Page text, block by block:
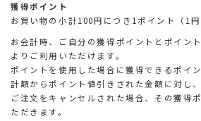
獲得ポイント
お買い物の小計100円につき1ポイント（1円
お会計時、ご自分の獲得ポイントとポイン
よりご利用いただけます。
ポイントを使用した場合に獲得できるポイ
計額からポイント値引きされた金額に対し
ご注文をキャンセルされた場合、その獲得
ただきます。